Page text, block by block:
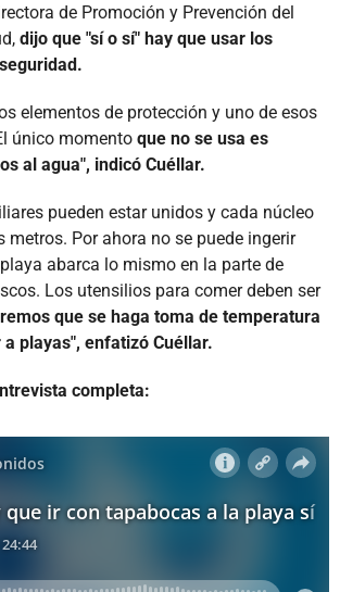
de Promoción y Prevención del
dijo que "sí o sí" hay que usar los
elementos de protección y uno de esos
único momento que no se usa es
al agua", indicó Cuéllar.
pueden estar unidos y cada núcleo
metros. Por ahora no se puede ingerir
abarca lo mismo en la parte de
Los utensilios para comer deben ser
que se haga toma de temperatura
playas", enfatizó Cuéllar.
completa: